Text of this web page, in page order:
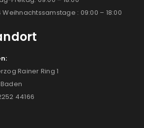
Weihnachtssamstage : 09:00 – 18:00
Rainer Ring 1
44166